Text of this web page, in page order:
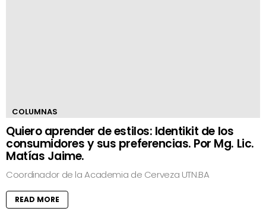
COLUMNAS
Quiero aprender de estilos: Identikit de los
consumidores y sus preferencias. Por Mg. Lic.
Matías Jaime.
Coordinador de la Academia de Cerveza UTN.BA
READ MORE